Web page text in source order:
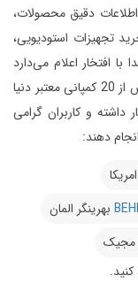
اطلاعات دقیق محصولات،
تجهیزات استودیویی،
افتخار اعلام می‌دارد
این مجموعه در حال حاضر نمایندگی انحصاری بیش از 20 کمپانی معتبر دنیا
داشته و کاربران گرامی
دهند:
بهرینگر المان
مجیک
کنید.